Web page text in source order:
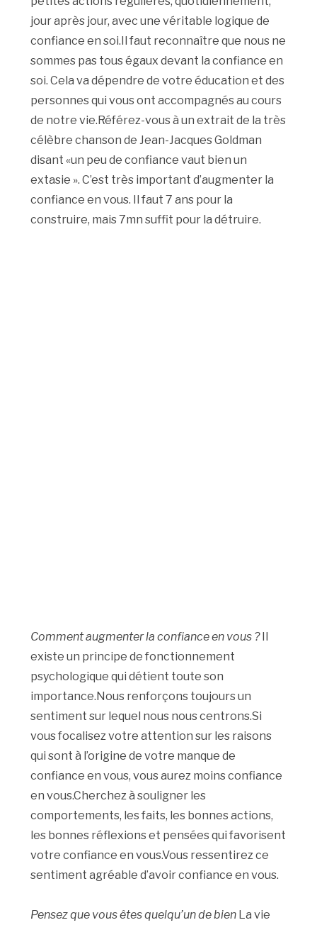
jour après jour, avec une véritable logique de
confiance en soi.Il faut reconnaître que nous ne
sommes pas tous égaux devant la confiance en
soi. Cela va dépendre de votre éducation et des
personnes qui vous ont accompagnés au cours
de notre vie.Référez-vous à un extrait de la très
célèbre chanson de Jean-Jacques Goldman
disant «un peu de confiance vaut bien un
extasie ». C’est très important d’augmenter la
confiance en vous. Il faut 7 ans pour la
construire, mais 7mn suffit pour la détruire.
Comment augmenter la confiance en vous ?Il
existe un principe de fonctionnement
psychologique qui détient toute son
importance.Nous renforçons toujours un
sentiment sur lequel nous nous centrons.Si
vous focalisez votre attention sur les raisons
qui sont à l’origine de votre manque de
confiance en vous, vous aurez moins confiance
en vous.Cherchez à souligner les
comportements, les faits, les bonnes actions,
les bonnes réflexions et pensées qui favorisent
votre confiance en vous.Vous ressentirez ce
sentiment agréable d’avoir confiance en vous.
Pensez que vous êtes quelqu’un de bien La vie